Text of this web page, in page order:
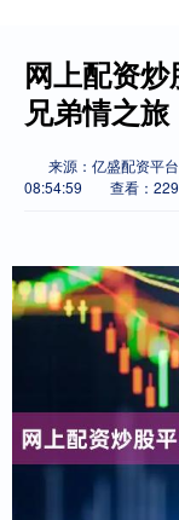
网上配资
兄弟情之旅
来源：亿盛配资平台
08:54:59
查看：229